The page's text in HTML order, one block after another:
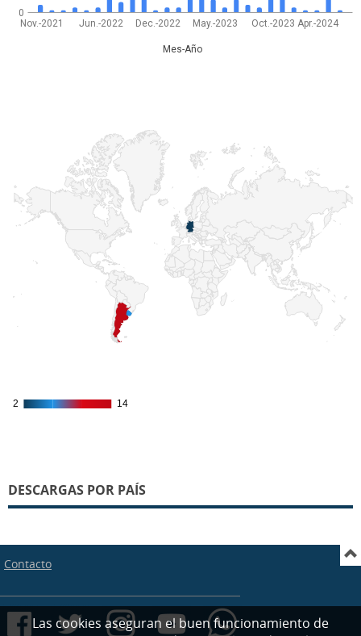
Nov.-2021 Jun.-2022 Dec.-2022 May.-2023 Oct.-2023 Apr.-2024
Mes-Año
0
2
2 14
14
DESCARGAS POR PAÍS
Contacto
Las cookies aseguran el buen funcionamiento de